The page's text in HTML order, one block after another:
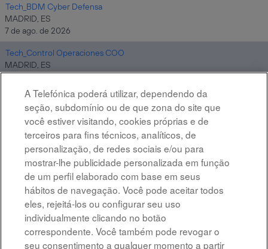
Tech_BDM Cyber Defensa
MADRID, ES
7 de ago. de 2026
Tech_Control Operaciones COO
MADRID, ES
7 de ago. de 2026
Altostratus_Cloud Architect Google
MADRID, ES
7 de ago. de 2026
Resultados
Advertência legal
A Telefónica poderá utilizar, dependendo da
seção, subdomínio ou de que zona do site que
você estiver visitando, cookies próprias e de
terceiros para fins técnicos, analíticos, de
personalização, de redes sociais e/ou para
mostrar-lhe publicidade personalizada em função
de um perfil elaborado com base em seus
hábitos de navegação. Você pode aceitar todos
eles, rejeitá-los ou configurar seu uso
individualmente clicando no botão
correspondente. Você também pode revogar o
seu consentimento a qualquer momento a partir